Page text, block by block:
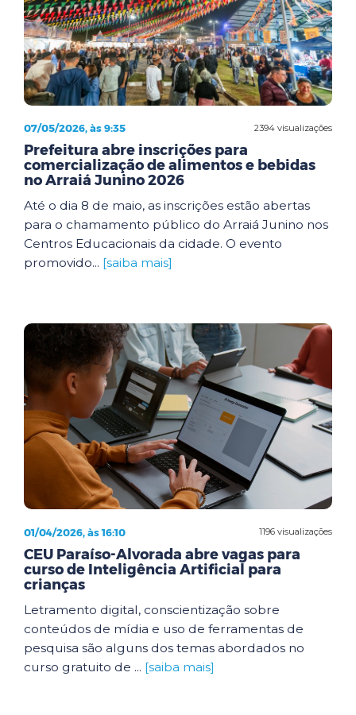
2394 visualizações
07/05/2026, às 9:35
Prefeitura abre inscrições para
comercialização de alimentos e bebidas
no Arraiá Junino 2026
Até o dia 8 de maio, as inscrições estão abertas
para o chamamento público do Arraiá Junino nos
Centros Educacionais da cidade. O evento
promovido... [saiba mais]
1196 visualizações
01/04/2026, às 16:10
CEU Paraíso-Alvorada abre vagas para
curso de Inteligência Artificial para
crianças
Letramento digital, conscientização sobre
conteúdos de mídia e uso de ferramentas de
pesquisa são alguns dos temas abordados no
curso gratuito de ... [saiba mais]